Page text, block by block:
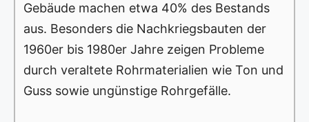
Gebäude machen etwa 40% des Bestands
aus. Besonders die Nachkriegsbauten der
1960er bis 1980er Jahre zeigen Probleme
durch veraltete Rohrmaterialien wie Ton und
Guss sowie ungünstige Rohrgefälle.